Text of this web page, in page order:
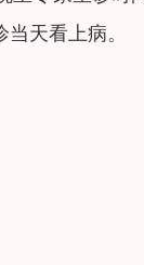
天看上病。